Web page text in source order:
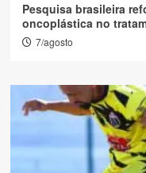
Pesquisa brasileira
oncoplástica no
7/agosto